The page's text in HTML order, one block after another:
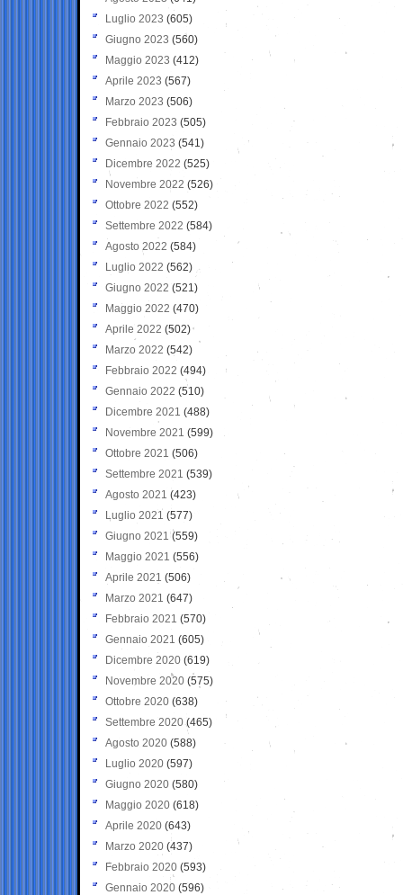
Luglio 2023 (605)
Giugno 2023 (560)
Maggio 2023 (412)
Aprile 2023 (567)
Marzo 2023 (506)
Febbraio 2023 (505)
Gennaio 2023 (541)
Dicembre 2022 (525)
Novembre 2022 (526)
Ottobre 2022 (552)
Settembre 2022 (584)
Agosto 2022 (584)
Luglio 2022 (562)
Giugno 2022 (521)
Maggio 2022 (470)
Aprile 2022 (502)
Marzo 2022 (542)
Febbraio 2022 (494)
Gennaio 2022 (510)
Dicembre 2021 (488)
Novembre 2021 (599)
Ottobre 2021 (506)
Settembre 2021 (539)
Agosto 2021 (423)
Luglio 2021 (577)
Giugno 2021(559)
Maggio 2021 (556)
Aprile 2021 (506)
Marzo 2021 (647)
Febbraio 2021 (570)
Gennaio 2021 (605)
Dicembre 2020 (619)
Novembre 2020 (575)
Ottobre 2020 (638)
Settembre 2020(465)
Agosto 2020 (588)
Luglio 2020 (597)
Giugno 2020 (580)
Maggio 2020 (618)
Aprile 2020 (643)
Marzo 2020 (437)
Febbraio 2020 (593)
Gennaio 2020 (596)